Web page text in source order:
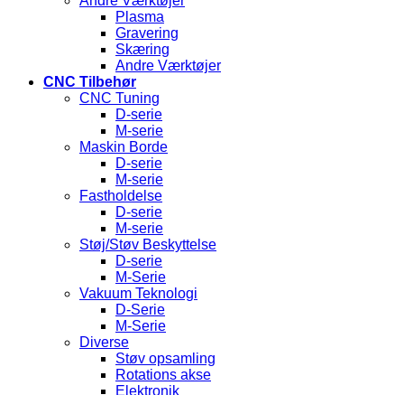
Plasma
Gravering
Skæring
Andre Værktøjer
CNC Tilbehør
CNC Tuning
D-serie
M-serie
Maskin Borde
D-serie
M-serie
Fastholdelse
D-serie
M-serie
Støj/Støv Beskyttelse
D-serie
M-Serie
Vakuum Teknologi
D-Serie
M-Serie
Diverse
Støv opsamling
Rotations akse
Elektronik